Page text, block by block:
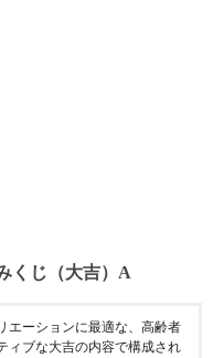
くじ（大吉）A
エーションに最適な、高齢者
ィブな大吉の内容で構成され